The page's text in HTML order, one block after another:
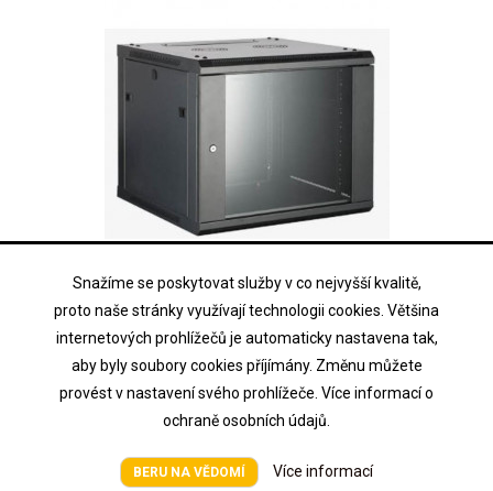
Snažíme se poskytovat služby v co nejvyšší kvalitě,
proto naše stránky využívají technologii cookies. Většina
internetových prohlížečů je automaticky nastavena tak,
aby byly soubory cookies příjímány. Změnu můžete
provést v nastavení svého prohlížeče. Více informací o
ochraně osobních údajů.
BERU NA VĚDOMÍ Více informací
HIKVISION
DS-XS6404-S/B (FULLY ASSEMBLED)
Rozvaděč nástěnný 4U, 600x450x281mm, dveře, sklo, černý -
sestavený
Cena